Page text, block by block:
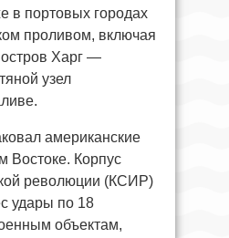
в портовых городах
проливом, включая
Харг —
узел
американские
Востоке. Корпус
революции (КСИР)
удары по 18
объектам,